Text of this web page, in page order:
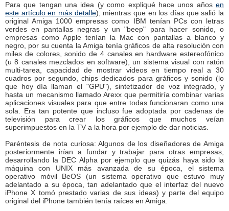
Para que tengan una idea (y como expliqué hace unos años en
este artículo en más detalle), mientras que en los días que salió la
original Amiga 1000 empresas como IBM tenían PCs con letras
verdes en pantallas negras y un "beep" para hacer sonido, o
empresas como Apple tenían la Mac con pantallas a blanco y
negro, por su cuenta la Amiga tenía gráficos de alta resolución con
miles de colores, sonido de 4 canales en hardware estereofónico
(u 8 canales mezclados en software), un sistema visual con ratón
multi-tarea, capacidad de mostrar videos en tiempo real a 30
cuadros por segundo, chips dedicados para gráficos y sonido (lo
que hoy día llaman el "GPU"), sintetizador de voz integrado, y
hasta un mecanismo llamado Arexx que permitiría combinar varias
aplicaciones visuales para que entre todas funcionaran como una
sola. Era tan potente que incluso fue adoptada por cadenas de
televisión para crear los gráficos que muchos veían
superimpuestos en la TV a la hora por ejemplo de dar noticias.
Paréntesis de nota curiosa: Algunos de los diseñadores de Amiga
posteriormente irían a fundar y trabajar para otras empresas,
desarrollando la DEC Alpha por ejemplo que quizás haya sido la
máquina con UNIX más avanzada de su época, el sistema
operativo móvil BeOS (un sistema operativo que estuvo muy
adelantado a su época, tan adelantado que el interfaz del nuevo
iPhone X tomó prestado varias de sus ideas) y parte del equipo
original del iPhone también tenía raíces en Amiga.